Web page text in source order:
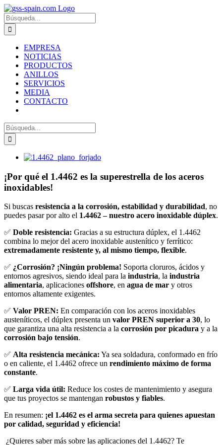
Zum
Inhalt
springen
Suche
nach:
EMPRESA
NOTICIAS
PRODUCTOS
ANILLOS
SERVICIOS
MEDIA
CONTACTO
Suche
nach:
Zeige
Bild
¡Por qué el 1.4462 es la superestrella de los aceros
inoxidables!
Si buscas resistencia a la corrosión, estabilidad y durabilidad, no
puedes pasar por alto el 1.4462 – nuestro acero inoxidable dúplex.
✅ Doble resistencia: Gracias a su estructura dúplex, el 1.4462
combina lo mejor del acero inoxidable austenítico y ferrítico:
extremadamente resistente y, al mismo tiempo, flexible.
✅ ¿Corrosión? ¡Ningún problema! Soporta cloruros, ácidos y
entornos agresivos, siendo ideal para la industria, la industria
alimentaria, aplicaciones offshore, en agua de mar y otros
entornos altamente exigentes.
✅ Valor PREN: En comparación con los aceros inoxidables
austeníticos, el dúplex presenta un valor PREN superior a 30, lo
que garantiza una alta resistencia a la corrosión por picadura y a la
corrosión bajo tensión.
✅ Alta resistencia mecánica: Ya sea soldadura, conformado en frío
o en caliente, el 1.4462 ofrece un rendimiento máximo de forma
constante.
✅ Larga vida útil: Reduce los costes de mantenimiento y asegura
que tus proyectos se mantengan robustos y fiables.
En resumen: ¡el 1.4462 es el arma secreta para quienes apuestan
por calidad, seguridad y eficiencia!
¿Quieres saber más sobre las aplicaciones del 1.4462? Te